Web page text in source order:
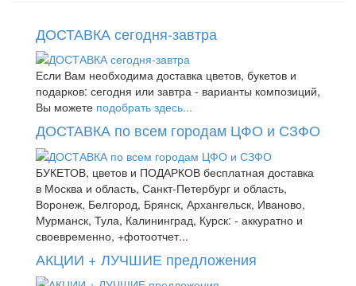
ДОСТАВКА сегодня-завтра
Если Вам необходима доставка цветов, букетов и
подарков: сегодня или завтра - варианты композиций,
Вы можете подобрать здесь...
ДОСТАВКА по всем городам ЦФО и СЗФО
БУКЕТОВ, цветов и ПОДАРКОВ бесплатная доставка
в Москва и область, Санкт-Петербург и область,
Воронеж, Белгород, Брянск, Архангельск, Иваново,
Мурманск, Тула, Калининград, Курск: - аккуратно и
своевременно, +фотоотчет...
АКЦИИ + ЛУЧШИЕ предложения